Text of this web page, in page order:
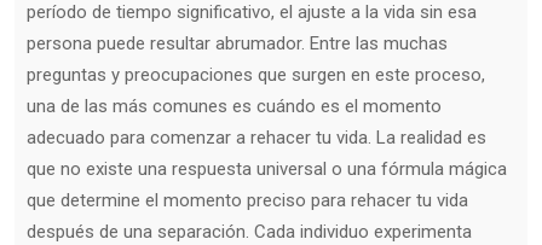
período de tiempo significativo, el ajuste a la vida sin esa
persona puede resultar abrumador. Entre las muchas
preguntas y preocupaciones que surgen en este proceso,
una de las más comunes es cuándo es el momento
adecuado para comenzar a rehacer tu vida. La realidad es
que no existe una respuesta universal o una fórmula mágica
que determine el momento preciso para rehacer tu vida
después de una separación. Cada individuo experimenta